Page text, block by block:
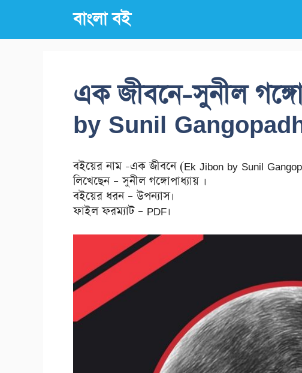
content
বাংলা বই
এক জীবনে-সুনীল
by Sunil
বইয়ের নাম -এক জীবনে (Ek Jibon by Sunil
লিখেছেন – সুনীল গঙ্গোপাধ্যায় ।
বইয়ের ধরন – উপন্যাস।
ফাইল ফরম্যাট – PDF।